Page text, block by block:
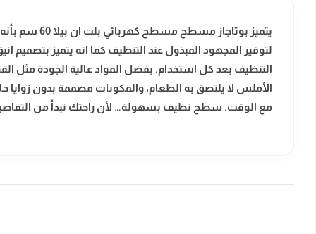
يتميز بوتاجاز مسطح مسطح كهربائي بلت ان بيلا 60 سم
لتوفير المجهود المبذول عند التنظيف كما انه يتميز
التنظيف بعد كل استخدام. بفضل المواد عالية الجودة مثل
الأملس لا يلتصق به الطعام، والمكونات مصممة بدون زوايا
مع الوقت. سطح نظيف بسهولة… لأن راحتك تبدأ من